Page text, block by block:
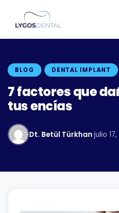
BLOG DENTAL IMPLANT
7 factores que
tus encías
Dt. Betül Türkhan·julio